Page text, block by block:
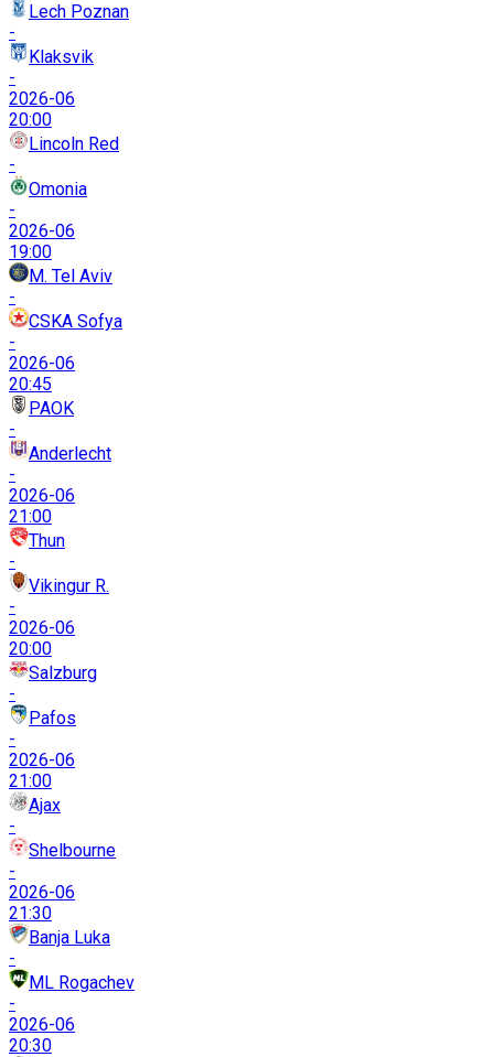
Lech Poznan
-
Klaksvik
-
2026-06
20:00
Lincoln Red
-
Omonia
-
2026-06
19:00
M. Tel Aviv
-
CSKA Sofya
-
2026-06
20:45
PAOK
-
Anderlecht
-
2026-06
21:00
Thun
-
Vikingur R.
-
2026-06
20:00
Salzburg
-
Pafos
-
2026-06
21:00
Ajax
-
Shelbourne
-
2026-06
21:30
Banja Luka
-
ML Rogachev
-
2026-06
20:30